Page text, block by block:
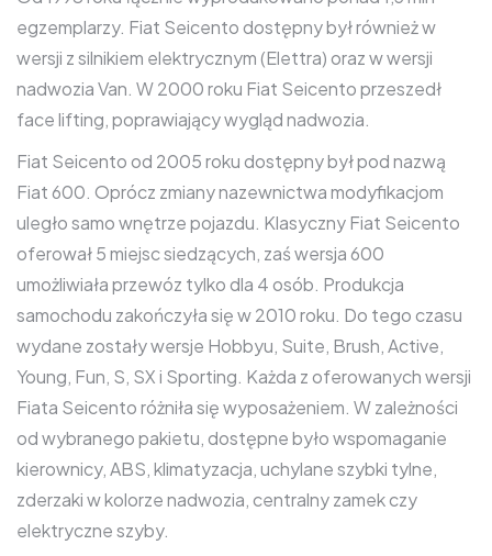
egzemplarzy. Fiat Seicento dostępny był również w
wersji z silnikiem elektrycznym (Elettra) oraz w wersji
nadwozia Van. W 2000 roku Fiat Seicento przeszedł
face lifting, poprawiający wygląd nadwozia.
Fiat Seicento od 2005 roku dostępny był pod nazwą
Fiat 600. Oprócz zmiany nazewnictwa modyfikacjom
uległo samo wnętrze pojazdu. Klasyczny Fiat Seicento
oferował 5 miejsc siedzących, zaś wersja 600
umożliwiała przewóz tylko dla 4 osób. Produkcja
samochodu zakończyła się w 2010 roku. Do tego czasu
wydane zostały wersje Hobbyu, Suite, Brush, Active,
Young, Fun, S, SX i Sporting. Każda z oferowanych wersji
Fiata Seicento różniła się wyposażeniem. W zależności
od wybranego pakietu, dostępne było wspomaganie
kierownicy, ABS, klimatyzacja, uchylane szybki tylne,
zderzaki w kolorze nadwozia, centralny zamek czy
elektryczne szyby.